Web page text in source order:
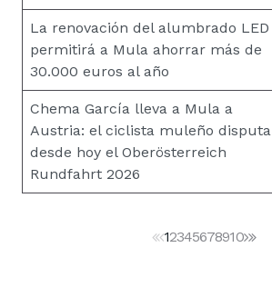
La renovación del alumbrado LED
permitirá a Mula ahorrar más de
30.000 euros al año
Chema García lleva a Mula a
Austria: el ciclista muleño disputa
desde hoy el Oberösterreich
Rundfahrt 2026
12345678910